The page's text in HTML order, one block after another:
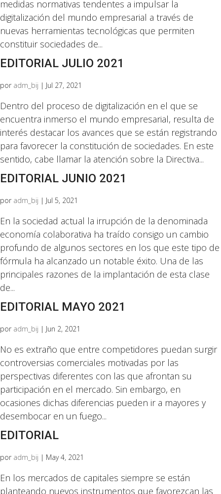
medidas normativas tendentes a impulsar la
digitalización del mundo empresarial a través de
nuevas herramientas tecnológicas que permiten
constituir sociedades de...
EDITORIAL JULIO 2021
por adm_bij | Jul 27, 2021
Dentro del proceso de digitalización en el que se
encuentra inmerso el mundo empresarial, resulta de
interés destacar los avances que se están registrando
para favorecer la constitución de sociedades. En este
sentido, cabe llamar la atención sobre la Directiva...
EDITORIAL JUNIO 2021
por adm_bij | Jul 5, 2021
En la sociedad actual la irrupción de la denominada
economía colaborativa ha traído consigo un cambio
profundo de algunos sectores en los que este tipo de
fórmula ha alcanzado un notable éxito. Una de las
principales razones de la implantación de esta clase
de...
EDITORIAL MAYO 2021
por adm_bij | Jun 2, 2021
No es extraño que entre competidores puedan surgir
controversias comerciales motivadas por las
perspectivas diferentes con las que afrontan su
participación en el mercado. Sin embargo, en
ocasiones dichas diferencias pueden ir a mayores y
desembocar en un fuego...
EDITORIAL
por adm_bij | May 4, 2021
En los mercados de capitales siempre se están
planteando nuevos instrumentos que favorezcan las